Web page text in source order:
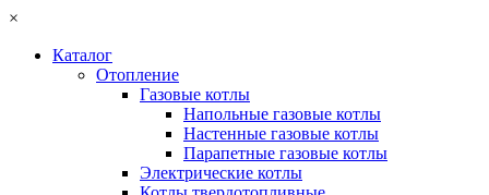
×
Каталог
Отопление
Газовые котлы
Напольные газовые котлы
Настенные газовые котлы
Парапетные газовые котлы
Электрические котлы